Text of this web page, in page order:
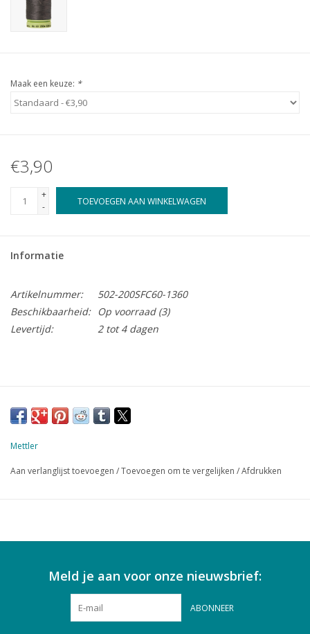
Maak een keuze: *
€3,90
+
-
TOEVOEGEN AAN WINKELWAGEN
Informatie
Artikelnummer:
502-200SFC60-1360
Beschikbaarheid:
Op voorraad(3)
Levertijd:
2 tot 4 dagen
Mettler
Aan verlanglijst toevoegen /Toevoegen om te vergelijken /Afdrukken
Meld je aan voor onze nieuwsbrief:
ABONNEER